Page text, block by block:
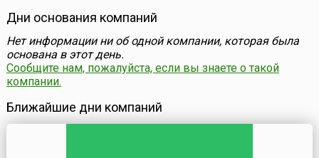
Дни основания компаний
Нет информации ни об одной компании, которая была
основана в этот день.
Сообщите нам, пожалуйста, если вы знаете о такой
компании.
Ближайшие дни компаний